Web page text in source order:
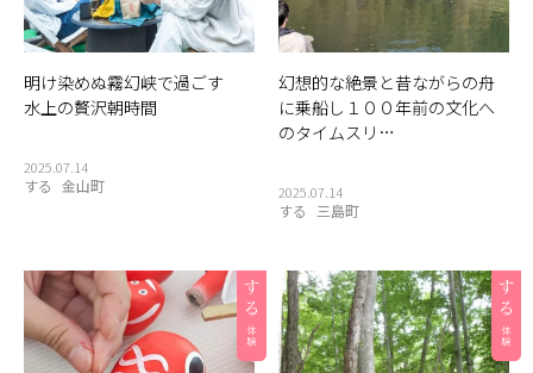
明け染めぬ霧幻峡で過ごす
水上の贅沢朝時間
2025.07.14
する 金山町
幻想的な絶景と昔ながらの舟
に乗船し１００年前の文化へ
のタイムスリ…
2025.07.14
する 三島町